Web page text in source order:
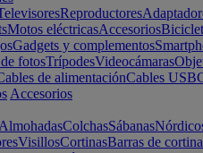
Reproductores
Motos eléctricasAccesorios
Gadgets y complementos
fotosTrípodesVideocámaras
de alimentaciónCables USB
Accesorios
AlmohadasColchasSábanas
VisillosCortinasBarras de cortina